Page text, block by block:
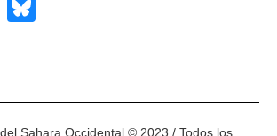
Telegram
Sahara Occidental © 2023 / Todos los